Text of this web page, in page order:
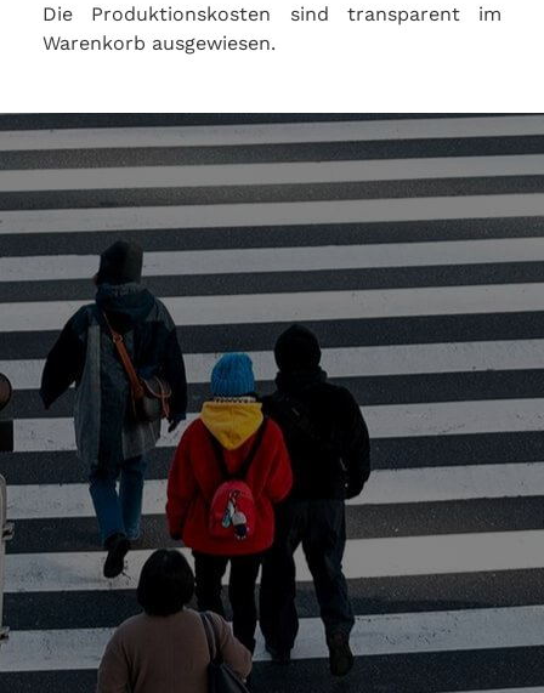
Die Produktionskosten sind transparent im
Warenkorb ausgewiesen.